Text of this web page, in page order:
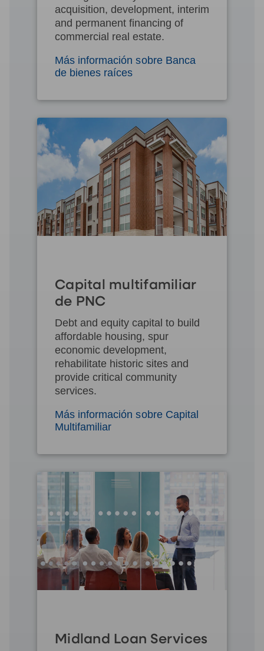
acquisition, development, interim
and permanent financing of
commercial real estate.
Más información sobre Banca
de bienes raíces
Capital multifamiliar
de PNC
Debt and equity capital to build
affordable housing, spur
economic development,
rehabilitate historic sites and
provide critical community
services.
Más información sobre Capital
Multifamiliar
Midland Loan Services